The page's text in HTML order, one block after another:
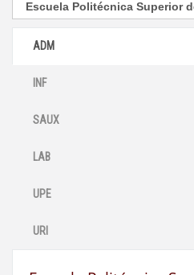
ADM
INF
SAUX
LAB
UPE
URI